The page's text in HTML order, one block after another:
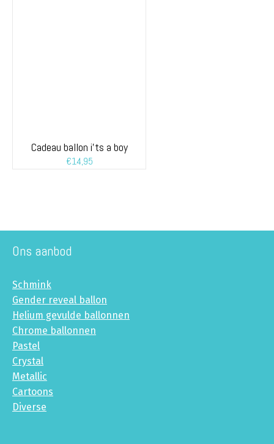
Cadeau ballon i’ts a boy
€14,95
Ons aanbod
Schmink
Gender reveal ballon
Helium gevulde ballonnen
Chrome ballonnen
Pastel
Crystal
Metallic
Cartoons
Diverse